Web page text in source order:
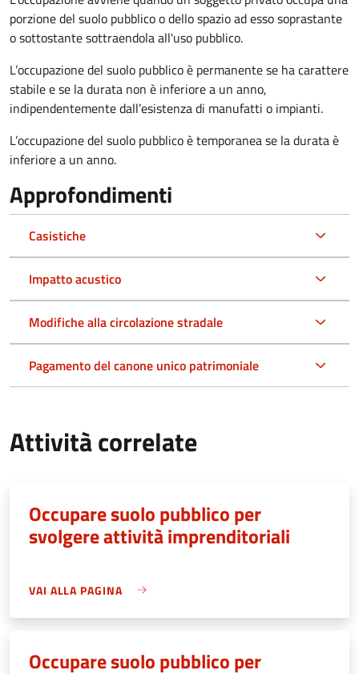
porzione del suolo pubblico o dello spazio ad esso soprastante
o sottostante sottraendola all'uso pubblico.
L’occupazione del suolo pubblico è permanente se ha carattere
stabile e se la durata non è inferiore a un anno,
indipendentemente dall’esistenza di manufatti o impianti.
L’occupazione del suolo pubblico è temporanea se la durata è
inferiore a un anno.
Approfondimenti
Casistiche
Impatto acustico
Modifiche alla circolazione stradale
Pagamento del canone unico patrimoniale
Attività correlate
Occupare suolo pubblico per
svolgere attività imprenditoriali
VAI ALLA PAGINA
Occupare suolo pubblico per